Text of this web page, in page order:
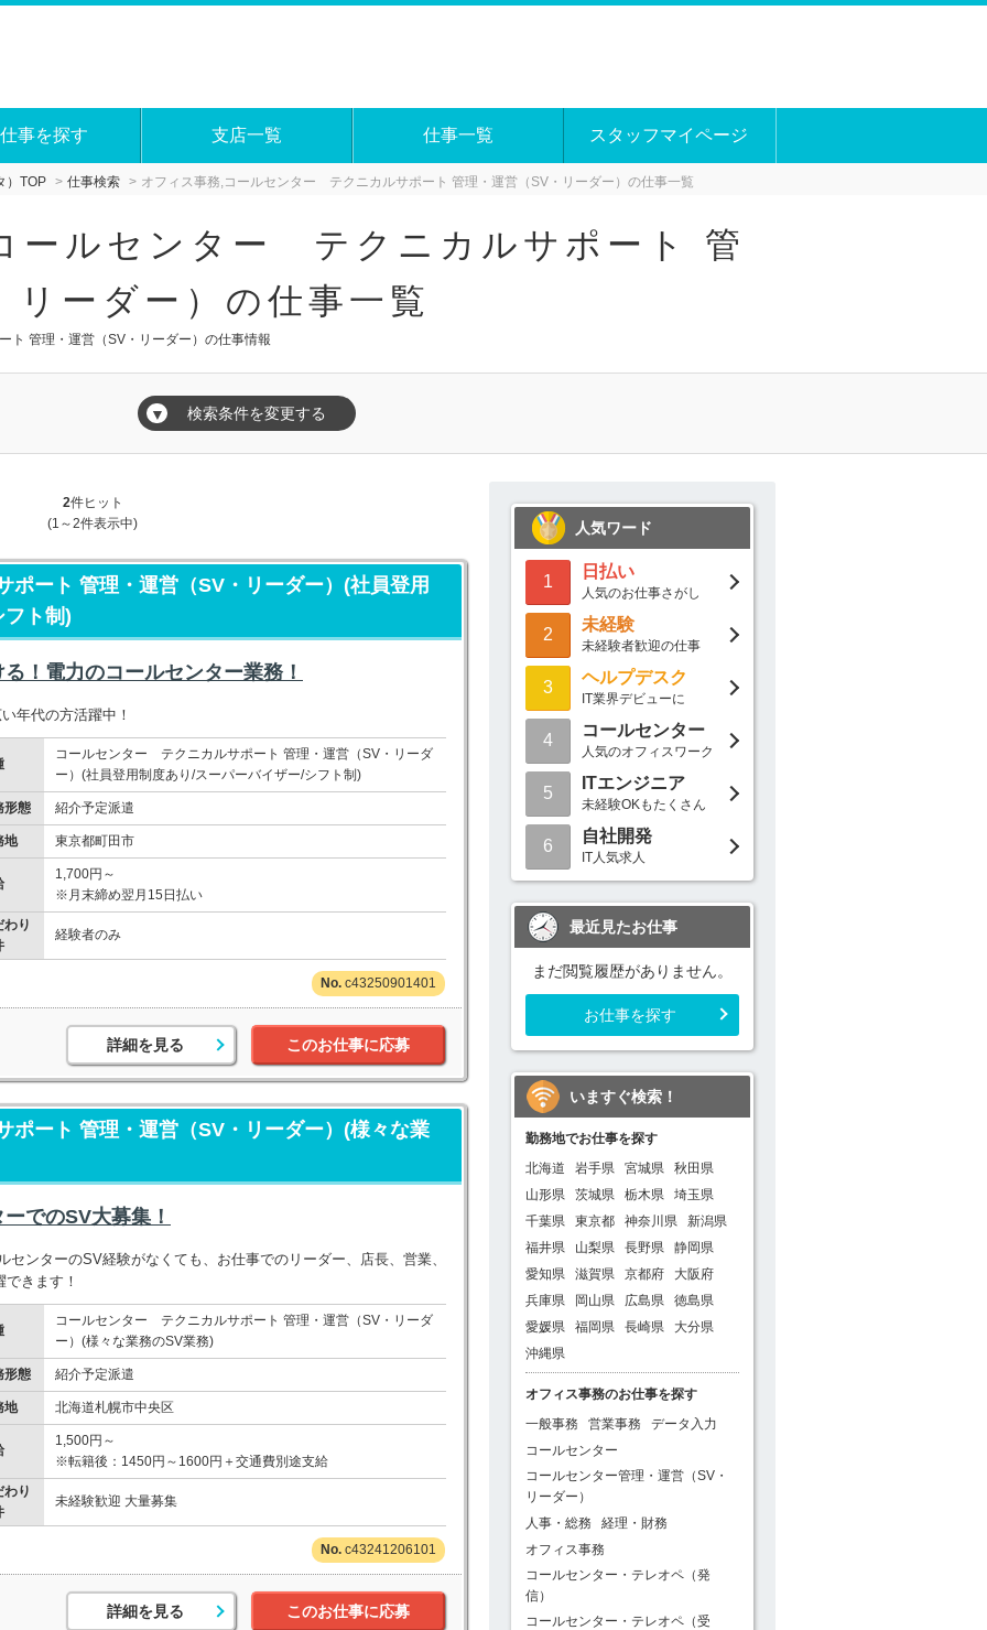
事を探す 支店一覧 仕事一覧 スタッフマイページ
）TOP 仕事検索 オフィス事務,コールセンター テクニカルサポート 管理・運営（SV・リーダー）の仕事一覧
ールセンター テクニカルサポート 管
リーダー）の仕事一覧
管理・運営（SV・リーダー）の仕事情報
▼ 検索条件を変更する
2件ヒット
(1～2件表示中)
ート 管理・運営（SV・リーダー）(社員登用
ト制)
！電力のコールセンター業務！
年代の方活躍中！
コールセンター テクニカルサポート 管理・運営（SV・リーダ
ー）(社員登用制度あり/スーパーバイザー/シフト制)
形態 紹介予定派遣
地 東京都町田市
1,700円～
※月末締め翌月15日払い
わり
経験者のみ
c43250901401
詳細を見る このお仕事に応募
ート 管理・運営（SV・リーダー）(様々な業
でのSV大募集！
ンターのSV経験がなくても、お仕事でのリーダー、店長、営業、
きます！
コールセンター テクニカルサポート 管理・運営（SV・リーダ
ー）(様々な業務のSV業務)
形態 紹介予定派遣
地 北海道札幌市中央区
1,500円～
※転籍後：1450円～1600円＋交通費別途支給
わり
未経験歓迎 大量募集
c43241206101
詳細を見る このお仕事に応募
人気ワード
1
日払い
人気のお仕事さがし
2
未経験
未経験者歓迎の仕事
3
ヘルプデスク
IT業界デビューに
4
コールセンター
人気のオフィスワーク
5
ITエンジニア
未経験OKもたくさん
6
自社開発
IT人気求人
最近見たお仕事
まだ閲覧履歴がありません。
お仕事を探す
いますぐ検索！
勤務地でお仕事を探す
北海道
岩手県 宮城県
秋田県
山形県
茨城県 栃木県
埼玉県
千葉県
東京都 神奈川県
新潟県
福井県
山梨県 長野県
静岡県
愛知県
滋賀県 京都府
大阪府
兵庫県
岡山県 広島県
徳島県
愛媛県
福岡県 長崎県
大分県
沖縄県
オフィス事務のお仕事を探す
一般事務
営業事務
データ入力
コールセンター
コールセンター管理・運営（SV・
リーダー）
人事・総務
経理・財務
オフィス事務
コールセンター・テレオペ（発
信）
コールセンター・テレオペ（受